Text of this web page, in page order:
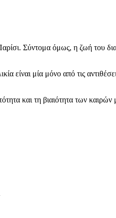
Σύντομα όμως, η ζωή του
είναι μία μόνο από τις
και τη βιαιότητα των